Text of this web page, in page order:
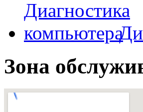
Зона